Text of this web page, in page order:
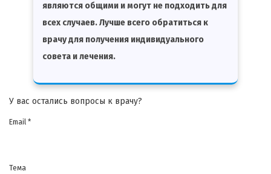
являются общими и могут не подходить для
всех случаев. Лучше всего обратиться к
врачу для получения индивидуального
совета и лечения.
У вас остались вопросы к врачу?
Email *
Тема